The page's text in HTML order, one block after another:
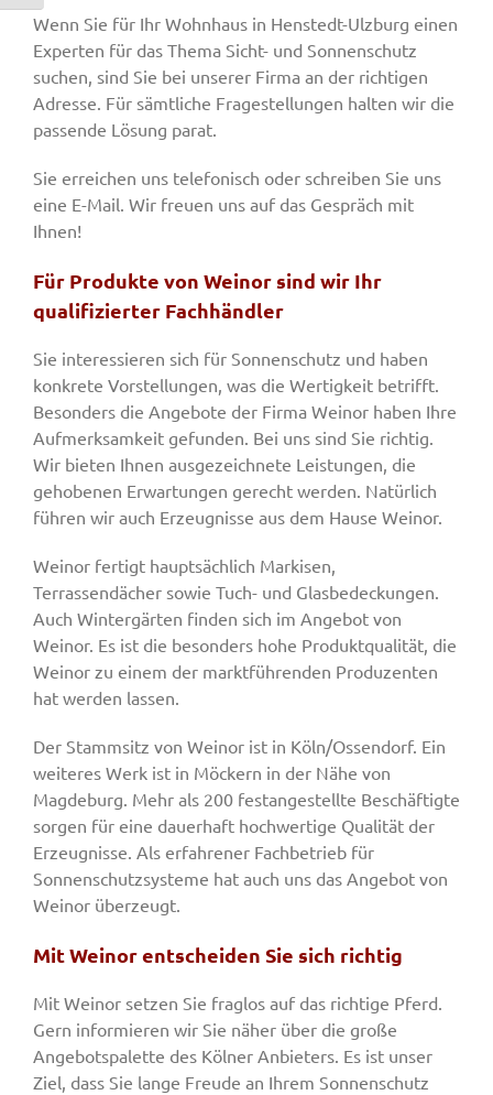
Wenn Sie für Ihr Wohnhaus in Henstedt-Ulzburg einen
Experten für das Thema Sicht- und Sonnenschutz
suchen, sind Sie bei unserer Firma an der richtigen
Adresse. Für sämtliche Fragestellungen halten wir die
passende Lösung parat.
Sie erreichen uns telefonisch oder schreiben Sie uns
eine E-Mail. Wir freuen uns auf das Gespräch mit
Ihnen!
Für Produkte von Weinor sind wir Ihr
qualifizierter Fachhändler
Sie interessieren sich für Sonnenschutz und haben
konkrete Vorstellungen, was die Wertigkeit betrifft.
Besonders die Angebote der Firma Weinor haben Ihre
Aufmerksamkeit gefunden. Bei uns sind Sie richtig.
Wir bieten Ihnen ausgezeichnete Leistungen, die
gehobenen Erwartungen gerecht werden. Natürlich
führen wir auch Erzeugnisse aus dem Hause Weinor.
Weinor fertigt hauptsächlich Markisen,
Terrassendächer sowie Tuch- und Glasbedeckungen.
Auch Wintergärten finden sich im Angebot von
Weinor. Es ist die besonders hohe Produktqualität, die
Weinor zu einem der marktführenden Produzenten
hat werden lassen.
Der Stammsitz von Weinor ist in Köln/Ossendorf. Ein
weiteres Werk ist in Möckern in der Nähe von
Magdeburg. Mehr als 200 festangestellte Beschäftigte
sorgen für eine dauerhaft hochwertige Qualität der
Erzeugnisse. Als erfahrener Fachbetrieb für
Sonnenschutzsysteme hat auch uns das Angebot von
Weinor überzeugt.
Mit Weinor entscheiden Sie sich richtig
Mit Weinor setzen Sie fraglos auf das richtige Pferd.
Gern informieren wir Sie näher über die große
Angebotspalette des Kölner Anbieters. Es ist unser
Ziel, dass Sie lange Freude an Ihrem Sonnenschutz